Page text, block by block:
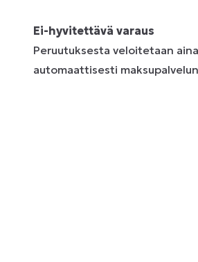
Ei-hyvitettävä varaus
Peruutuksesta veloitetaan
automaattisesti